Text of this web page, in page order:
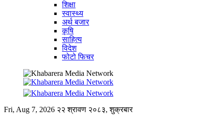
शिक्षा
स्वास्थ्य
अर्थ बजार
कृषि
साहित्य
विदेश
फोटो फिचर
Fri, Aug 7, 2026 २२ श्रावण २०८३, शुक्रबार